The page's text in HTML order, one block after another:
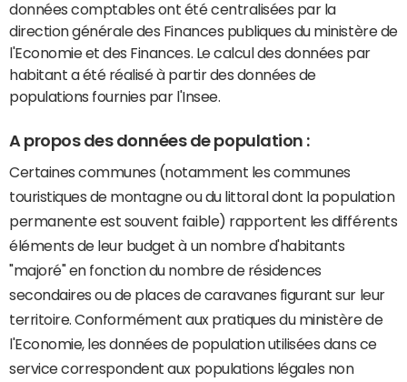
données comptables ont été centralisées par la
direction générale des Finances publiques du ministère de
l'Economie et des Finances. Le calcul des données par
habitant a été réalisé à partir des données de
populations fournies par l'Insee.
A propos des données de population :
Certaines communes (notamment les communes
touristiques de montagne ou du littoral dont la population
permanente est souvent faible) rapportent les différents
éléments de leur budget à un nombre d'habitants
"majoré" en fonction du nombre de résidences
secondaires ou de places de caravanes figurant sur leur
territoire. Conformément aux pratiques du ministère de
l'Economie, les données de population utilisées dans ce
service correspondent aux populations légales non